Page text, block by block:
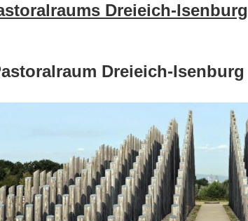
Dreieich-Isenburg
Dreieich-Isenburg